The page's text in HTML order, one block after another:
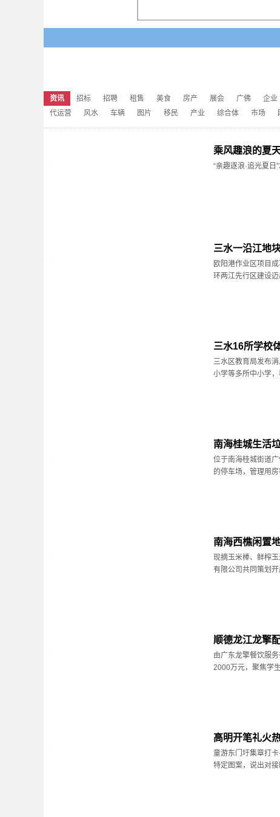
资讯 招标 招聘 租售 美食 房产 展会 广佛 企业
代运营
风水 车辆 图片 移民 产业 综合体 市场
乘风趣浪的夏
“亲趣逐浪·追光夏
三水一沿江地
欧阳港作业区项目
环两江先行区建设
三水16所学校
三水区教育局发布
小学等多所中小学
南海桂城生活
位于南海桂城街道
的停车场，管理用
南海西樵闲置
现摘玉米棒、鲜榨
有限公司共同策划
顺德龙江龙擎
由广东龙擎餐饮服
2000万元，聚焦学
高明开笔礼火
童游东门圩集章打
特定图案，说出对